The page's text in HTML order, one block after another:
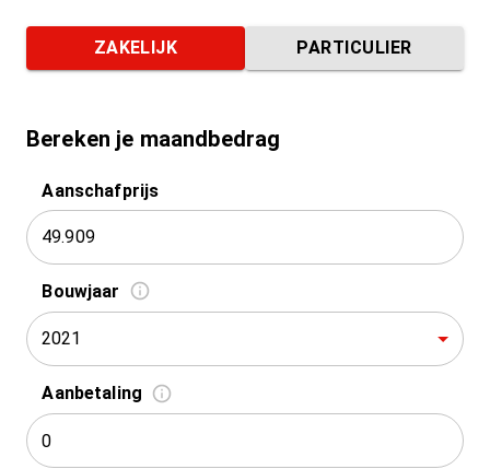
ZAKELIJK PARTICULIER
Bereken je maandbedrag
Aanschafprijs
Bouwjaar
2021
Aanbetaling